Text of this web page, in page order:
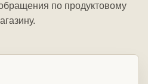
по продуктовому